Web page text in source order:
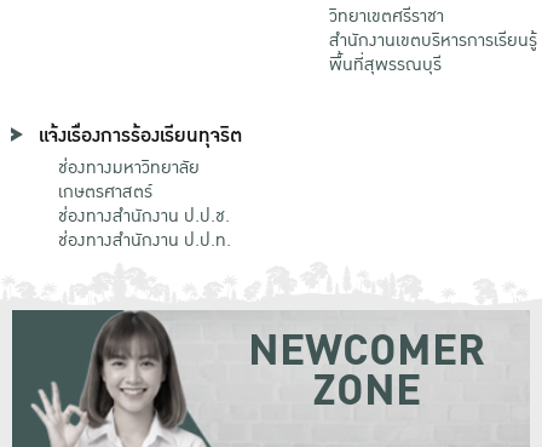
วิทยาเขตศรีราชา
สำนักงานเขตบริหารการเรียนรู้
พื้นที่สุพรรณบุรี
แจ้งเรื่องการร้องเรียนทุจริต
ช่องทางมหาวิทยาลัย
เกษตรศาสตร์
ช่องทางสำนักงาน ป.ป.ช.
ช่องทางสำนักงาน ป.ป.ท.
NEWCOMER
ZONE